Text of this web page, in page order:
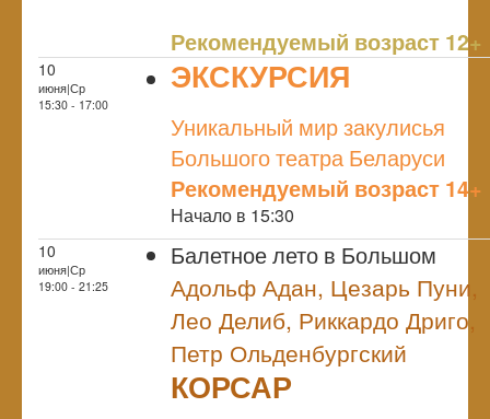
Рекомендуемый возраст 12+
10
июня|Ср
15:30 - 17:00
ЭКСКУРСИЯ
Уникальный мир закулисья
Большого театра Беларуси
Рекомендуемый возраст 14+
Начало в 15:30
10
июня|Ср
19:00 - 21:25
Балетное лето в Большом
Адольф Адан, Цезарь Пуни,
Лео Делиб, Риккардо Дриго,
Петр Ольденбургский
КОРСАР